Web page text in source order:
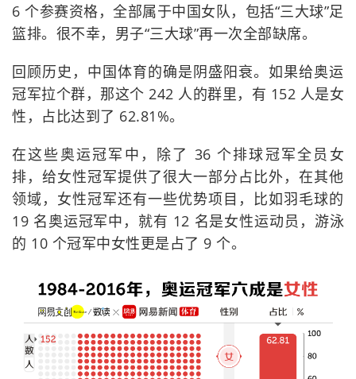
6 个参赛资格，全部属于中国女队，包括“三大球”足
篮排。很不幸，男子“三大球”再一次全部缺席。
回顾历史，中国体育的确是阴盛阳衰。如果给奥运
冠军拉个群，那这个 242 人的群里，有 152 人是女
性，占比达到了 62.81%。
在这些奥运冠军中，除了 36 个排球冠军全员女
排，给女性冠军提供了很大一部分占比外，在其他
领域，女性冠军还有一些优势项目，比如羽毛球的
19 名奥运冠军中，就有 12 名是女性运动员，游泳
的 10 个冠军中女性更是占了 9 个。